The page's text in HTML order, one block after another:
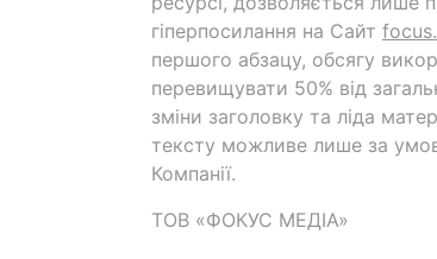
гіперпосилання на Cайт
першого абзацу, обсягу
перевищувати 50% від
зміни заголовку та ліда
тексту можливе лише за
Компанії.
ТОВ «ФОКУС МЕДІА»